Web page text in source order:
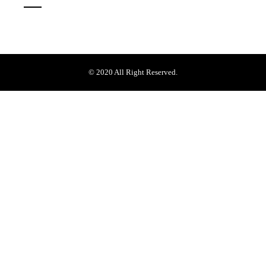
© 2020 All Right Reserved.